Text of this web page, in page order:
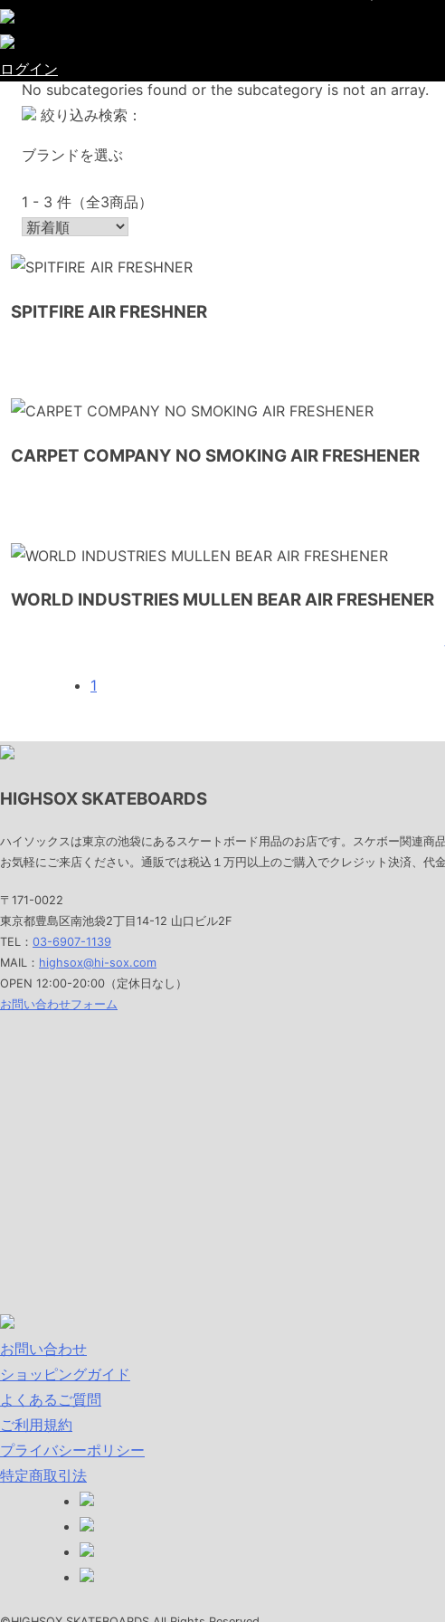
ログイン
No subcategories found or the subcategory is not an array.
絞り込み検索：
ブランドを選ぶ
1 - 3 件（全3商品）
SPITFIRE AIR FRESHNER
CARPET COMPANY NO SMOKING AIR FRESHENER
WORLD INDUSTRIES MULLEN BEAR AIR FRESHENER
1
HIGHSOX SKATEBOARDS
ハイソックスは東京の池袋にあるスケートボード用品のお店です。スケボー関連
お気軽にご来店ください。通販では税込１万円以上のご購入でクレジット決済、代
〒171-0022
東京都豊島区南池袋2丁目14-12 山口ビル2F
TEL： 03-6907-1139
MAIL： highsox@hi-sox.com
OPEN 12:00-20:00（定休日なし）
お問い合わせフォーム
お問い合わせ
ショッピングガイド
よくあるご質問
ご利用規約
プライバシーポリシー
特定商取引法